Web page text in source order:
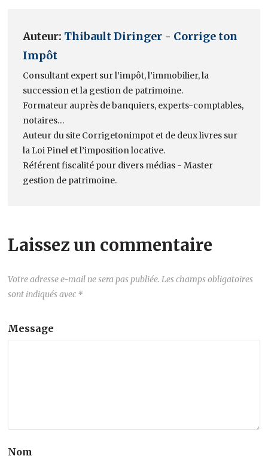
Auteur: Thibault Diringer - Corrige ton
Impôt
Consultant expert sur l’impôt, l’immobilier, la
succession et la gestion de patrimoine.
Formateur auprès de banquiers, experts-comptables,
notaires…
Auteur du site Corrigetonimpot et de deux livres sur
la Loi Pinel et l’imposition locative.
Référent fiscalité pour divers médias - Master
gestion de patrimoine.
Laissez un commentaire
Votre adresse e-mail ne sera pas publiée. Les champs obligatoires
sont indiqués avec *
Message
Nom